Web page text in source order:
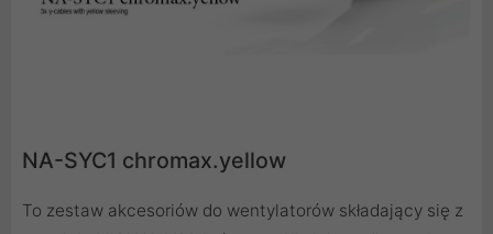
NA-SYC1 chromax.yellow
To zestaw akcesoriów do wentylatorów składający się z